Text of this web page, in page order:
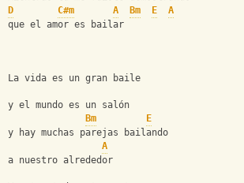
D
C#m A Bm E
A
que el amor es bailar
La vida es un gran baile
y el mundo es un salón
Bm
E
y hay muchas parejas bailando
A
a nuestro alrededor